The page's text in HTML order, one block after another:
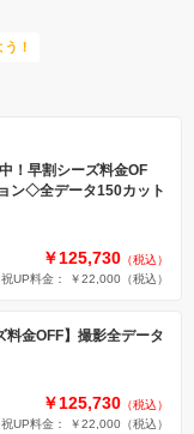
！
！早割シーズ料金OF
ン◇全データ150カット
￥125,730 （税込）
祝UP料金： ￥22,000 （税込）
料金OFF】撮影全データ
￥125,730 （税込）
祝UP料金： ￥22,000 （税込）